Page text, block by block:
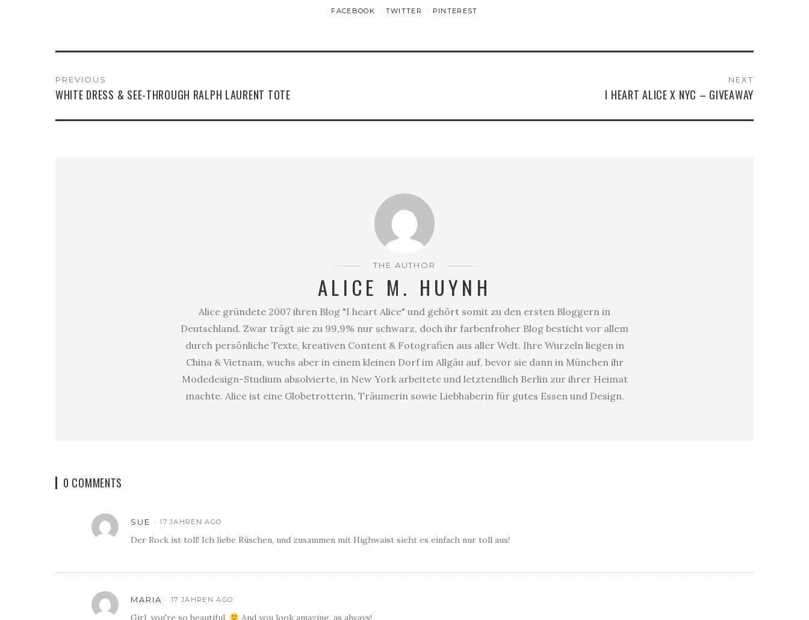
FACEBOOK TWITTER PINTEREST
PREVIOUS
WHITE DRESS & SEE-THROUGH RALPH LAURENT TOTE
NEXT
I HEART ALICE X NYC – GIVEAWAY
THE AUTHOR
ALICE M. HUYNH
Alice gründete 2007 ihren Blog "I heart Alice" und gehört somit zu den ersten Bloggern in
Deutschland. Zwar trägt sie zu 99,9% nur schwarz, doch ihr farbenfroher Blog besticht vor allem
durch persönliche Texte, kreativen Content & Fotografien aus aller Welt. Ihre Wurzeln liegen in
China & Vietnam, wuchs aber in einem kleinen Dorf im Allgäu auf, bevor sie dann in München ihr
Modedesign-Studium absolvierte, in New York arbeitete und letztendlich Berlin zur ihrer Heimat
machte. Alice ist eine Globetrotterin, Träumerin sowie Liebhaberin für gutes Essen und Design.
0 COMMENTS
SUE 17 JAHREN AGO
Der Rock ist toll! Ich liebe Rüschen, und zusammen mit Highwaist sieht es einfach nur toll aus!
MARIA 17 JAHREN AGO
Girl, you're so beautiful. And you look amazing, as always!